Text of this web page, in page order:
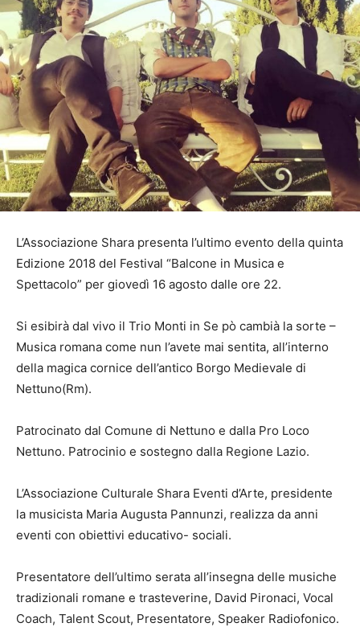
L’Associazione Shara presenta l’ultimo evento della quinta
Edizione 2018 del Festival “Balcone in Musica e
Spettacolo” per giovedì 16 agosto dalle ore 22.
Si esibirà dal vivo il Trio Monti in Se pò cambià la sorte –
Musica romana come nun l’avete mai sentita, all’interno
della magica cornice dell’antico Borgo Medievale di
Nettuno(Rm).
Patrocinato dal Comune di Nettuno e dalla Pro Loco
Nettuno. Patrocinio e sostegno dalla Regione Lazio.
L’Associazione Culturale Shara Eventi d’Arte, presidente
la musicista Maria Augusta Pannunzi, realizza da anni
eventi con obiettivi educativo- sociali.
Presentatore dell’ultimo serata all’insegna delle musiche
tradizionali romane e trasteverine, David Pironaci, Vocal
Coach, Talent Scout, Presentatore, Speaker Radiofonico.